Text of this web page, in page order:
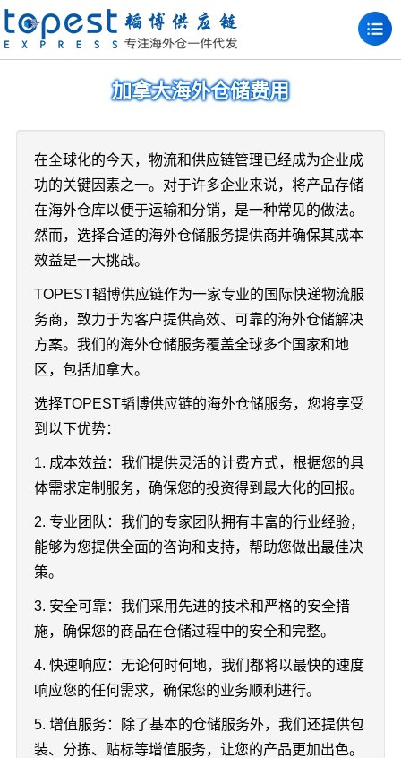
加拿大海外仓储费用
在全球化的今天，物流和供应链管理已经成为企业成
功的关键因素之一。对于许多企业来说，将产品存储
在海外仓库以便于运输和分销，是一种常见的做法。
然而，选择合适的海外仓储服务提供商并确保其成本
效益是一大挑战。
TOPEST韬博供应链作为一家专业的国际快递物流服
务商，致力于为客户提供高效、可靠的海外仓储解决
方案。我们的海外仓储服务覆盖全球多个国家和地
区，包括加拿大。
选择TOPEST韬博供应链的海外仓储服务，您将享受
到以下优势：
1. 成本效益：我们提供灵活的计费方式，根据您的具
体需求定制服务，确保您的投资得到最大化的回报。
2. 专业团队：我们的专家团队拥有丰富的行业经验，
能够为您提供全面的咨询和支持，帮助您做出最佳决
策。
3. 安全可靠：我们采用先进的技术和严格的安全措
施，确保您的商品在仓储过程中的安全和完整。
4. 快速响应：无论何时何地，我们都将以最快的速度
响应您的任何需求，确保您的业务顺利进行。
5. 增值服务：除了基本的仓储服务外，我们还提供包
装、分拣、贴标等增值服务，让您的产品更加出色。